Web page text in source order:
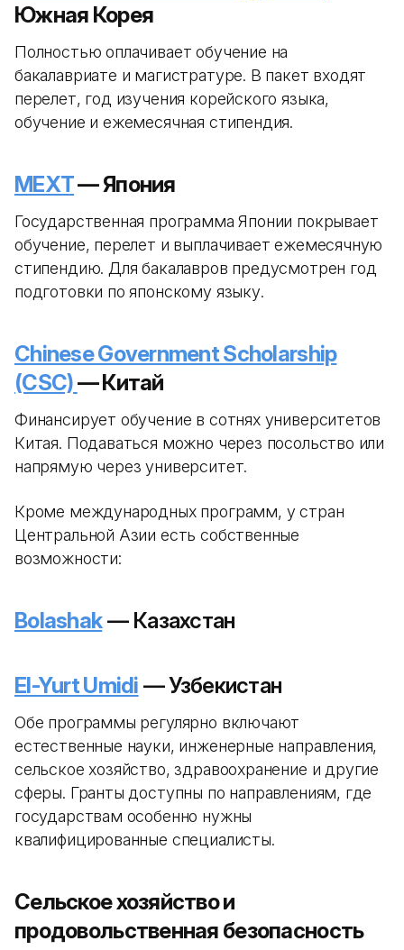
Южная Корея
Полностью оплачивает обучение на
бакалавриате и магистратуре. В пакет входят
перелет, год изучения корейского языка,
обучение и ежемесячная стипендия.
MEXT— Япония
Государственная программа Японии покрывает
обучение, перелет и выплачивает ежемесячную
стипендию. Для бакалавров предусмотрен год
подготовки по японскому языку.
Chinese Government Scholarship
(CSC)— Китай
Финансирует обучение в сотнях университетов
Китая. Подаваться можно через посольство или
напрямую через университет.
Кроме международных программ, у стран
Центральной Азии есть собственные
возможности:
Bolashak— Казахстан
El-Yurt Umidi — Узбекистан
Обе программы регулярно включают
естественные науки, инженерные направления,
сельское хозяйство, здравоохранение и другие
сферы. Гранты доступны по направлениям, где
государствам особенно нужны
квалифицированные специалисты.
Сельское хозяйство и
продовольственная безопасность